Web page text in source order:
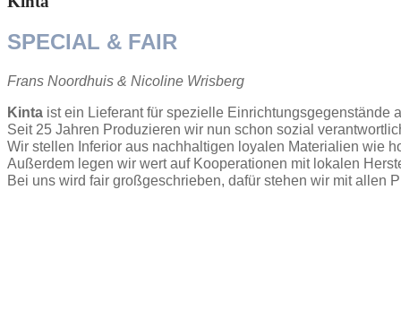
SPECIAL & FAIR
Frans Noordhuis & Nicoline Wrisberg
Kinta ist ein Lieferant für spezielle Einrichtungsgegenstände
Seit 25 Jahren Produzieren wir nun schon sozial
Wir stellen Inferior aus nachhaltigen loyalen Materialien wie
Außerdem legen wir wert auf Kooperationen mit lokalen
Bei uns wird fair großgeschrieben, dafür stehen wir mit allen